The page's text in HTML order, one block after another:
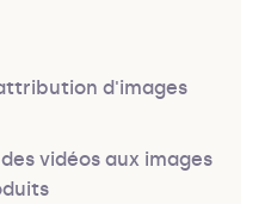
d'images
vidéos aux images